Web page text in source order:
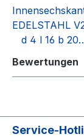
EDELSTAHL
d 4 l 16 b
Bewertungen
Service-